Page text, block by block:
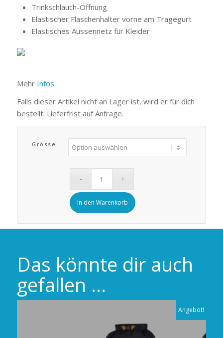
Trinkschlauch-Öffnung
Elastischer Flaschenhalter vorne am Tragegurt
Elastisches Aussennetz für Kleider
Mehr Infos
Falls dieser Artikel nicht an Lager ist, wird er für dich
bestellt. Lieferfrist auf Anfrage.
Grösse
In den Warenkorb
Das könnte dir auch
gefallen …
Angebot!